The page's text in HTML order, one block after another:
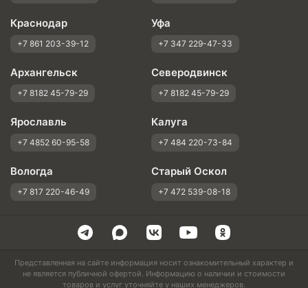
Краснодар
+7 861 203-39-12
Уфа
+7 347 229-47-33
Архангельск
+7 8182 45-79-29
Северодвинск
+7 8182 45-79-29
Ярославль
+7 4852 60-95-58
Калуга
+7 484 220-73-84
Вологда
+7 817 220-46-49
Старый Оскол
+7 472 539-08-18
Представленная на сайте информация носит ознакомительный характер и
не является публичной офертой. Информацию о наличии и стоимости
товаров и услуг уточняйте у наших менеджеров.